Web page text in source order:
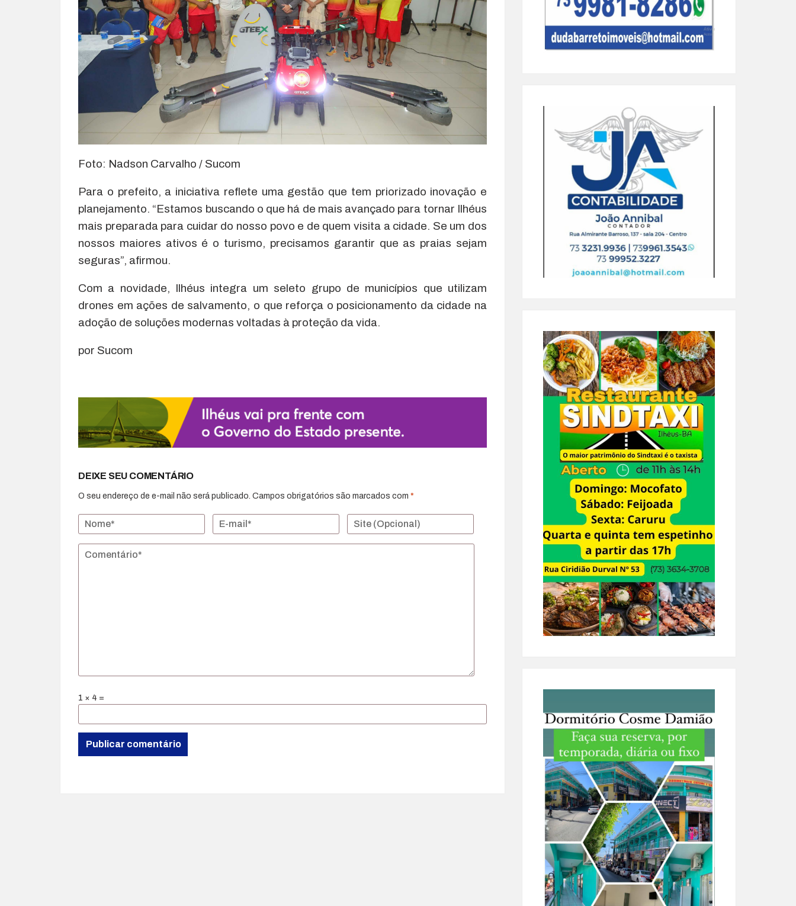
Foto: Nadson Carvalho / Sucom
Para o prefeito, a iniciativa reflete uma gestão que tem priorizado inovação e
planejamento. “Estamos buscando o que há de mais avançado para tornar Ilhéus
mais preparada para cuidar do nosso povo e de quem visita a cidade. Se um dos
nossos maiores ativos é o turismo, precisamos garantir que as praias sejam
seguras”, afirmou.
Com a novidade, Ilhéus integra um seleto grupo de municípios que utilizam
drones em ações de salvamento, o que reforça o posicionamento da cidade na
adoção de soluções modernas voltadas à proteção da vida.
por Sucom
DEIXE SEU COMENTÁRIO
O seu endereço de e-mail não será publicado. Campos obrigatórios são marcados com *
1 × 4 =